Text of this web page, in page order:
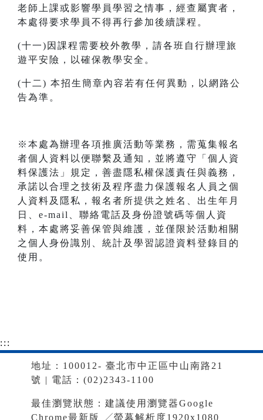
老師上課或影響學員學習之情事，經查屬實者，
本處得要求學員不得再行參加後續課程。
(十一)因課程需要校外教學，請各班自行辦理旅
遊平安險，以確保教學安全。
(十二) 本招生簡章內容若有任何異動，以網路公
告為準。
※本處為辦理各項推廣活動等業務，需蒐集報名
者個人資料以便聯繫及通知，並將遵守「個人資
料保護法」規定，善盡隱私權保護責任與義務，
承諾以合理之技術及程序盡力保護報名人員之個
人資料及隱私，報名者所提供之姓名、出生年月
日、e-mail、聯絡電話及身份證號碼等個人資
料，本處將妥善保管與維護，並僅限於活動相關
之個人身份識別、統計及學習認證資料登錄目的
使用。
:::
地址：100012- 臺北市中正區中山南路21
號 | 電話：(02)2343-1100
最佳瀏覽狀態：建議使用瀏覽器Google
Chrome最新版 ╱螢幕解析度1920x1080